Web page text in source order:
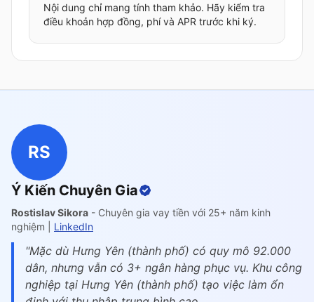
Nội dung chỉ mang tính tham khảo. Hãy kiểm tra
điều khoản hợp đồng, phí và APR trước khi ký.
RS
Ý Kiến Chuyên Gia
Rostislav Sikora - Chuyên gia vay tiền với 25+ năm kinh
nghiệm | LinkedIn
"Mặc dù Hưng Yên (thành phố) có quy mô 92.000
dân, nhưng vẫn có 3+ ngân hàng phục vụ. Khu công
nghiệp tại Hưng Yên (thành phố) tạo việc làm ổn